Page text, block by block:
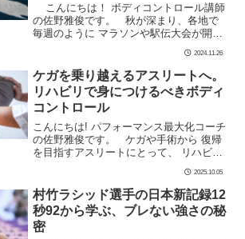
こんにちは！ ボディコントロール講師
の佐野雅俊です。 秋が深まり、各地で
毎週のように マラソンや駅伝大会が開催
2024.11.26
ケガを乗り越えるアスリートへ。
リハビリで身につけるべきボディ
コントロール
こんにちは! パフォーマンス最大化コーチ
の佐野雅俊です。 ケガや手術から 復帰
を目指すアスリートにとって、 リハビリ
2025.10.05
村竹ラシッド選手の日本新記録12
秒92から学ぶ、ブレない強さの秘
密